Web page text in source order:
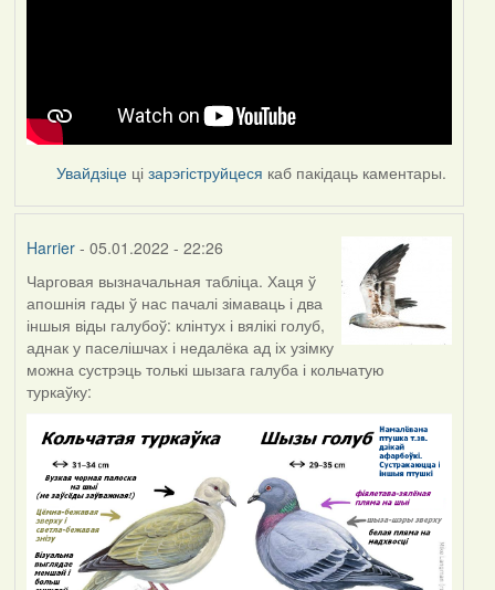
Увайдзіце цізарэгіструйцеся каб пакідаць каментары.
Harrier- 05.01.2022 - 22:26
Чарговая вызначальная табліца. Хаця ў
апошнія гады ў нас пачалі зімаваць і два
іншыя віды галубоў: клінтух і вялікі голуб,
аднак у паселішчах і недалёка ад іх узімку
можна сустрэць толькі шызага галуба і кольчатую
туркаўку: